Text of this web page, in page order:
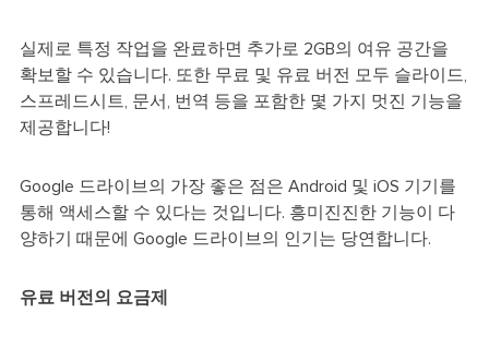
실제로 특정 작업을 완료하면 추가로 2GB의 여유 공간을
확보할 수 있습니다. 또한 무료 및 유료 버전 모두 슬라이드,
스프레드시트, 문서, 번역 등을 포함한 몇 가지 멋진 기능을
제공합니다!
Google 드라이브의 가장 좋은 점은 Android 및 iOS 기기를
통해 액세스할 수 있다는 것입니다. 흥미진진한 기능이 다
양하기 때문에 Google 드라이브의 인기는 당연합니다.
유료 버전의 요금제